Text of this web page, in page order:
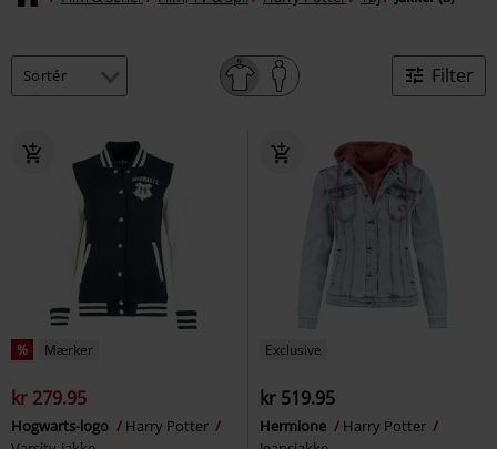
Filter
% Mærker
kr 279.95
Hogwarts-logo
Harry Potter
Exclusive
kr 519.95
Hermione
Harry Potter